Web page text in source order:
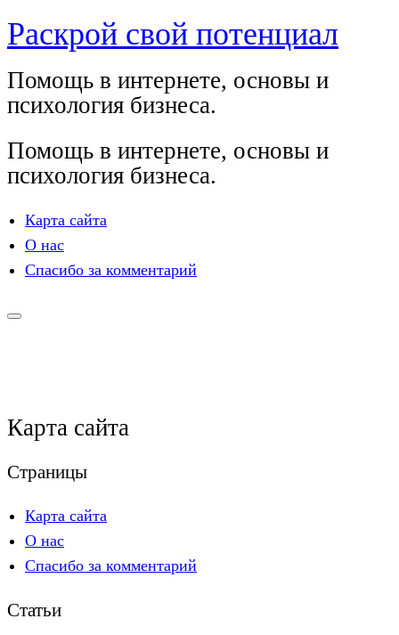
Перейти
содержимому
Раскрой свой потенциал
Помощь в интернете, основы и
психология бизнеса.
Помощь в интернете, основы и
психология бизнеса.
Карта сайта
О нас
Спасибо за комментарий
Карта сайта
Страницы
Карта сайта
О нас
Спасибо за комментарий
Статьи